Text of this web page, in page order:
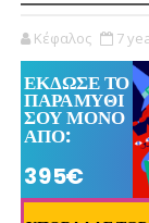
Κέφαλος 7